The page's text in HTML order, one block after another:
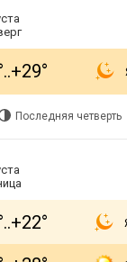
Последняя четверть